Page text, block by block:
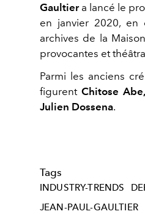
Gaultiera lancé le
en janvier 2020, en
archives de la
provocantes et
Parmi les anciens
figurentChitose
Julien Dossena.
Tags
INDUSTRY-TRENDS
JEAN-PAUL-GAULTIER